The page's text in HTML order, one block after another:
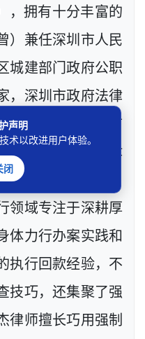
，拥有十分丰富的
）兼任深圳市人民
城建部门政府公职
，深圳市政府法律
术工程师等，目前
）律师事务所（律
）。
领域专注于深耕厚
体力行办案实践和
执行回款经验，不
技巧，还集聚了强
律师擅长巧用强制
声明
术以改进用户体验。
闭